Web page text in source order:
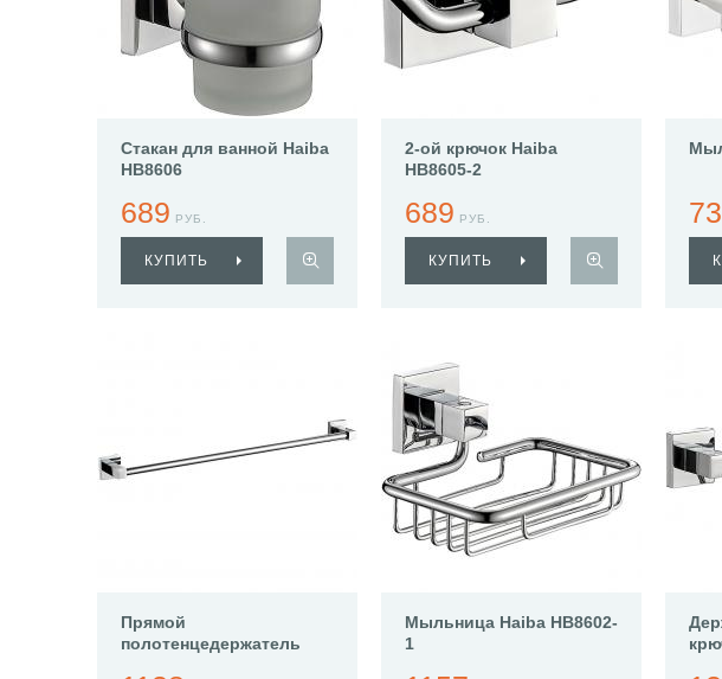
Стакан для ванной Haiba
HB8606
689 РУБ.
КУПИТЬ
2-ой крючок Haiba
HB8605-2
689 РУБ.
КУПИТЬ
Прямой
полотенцедержатель
Мыльница Haiba HB8602-
1